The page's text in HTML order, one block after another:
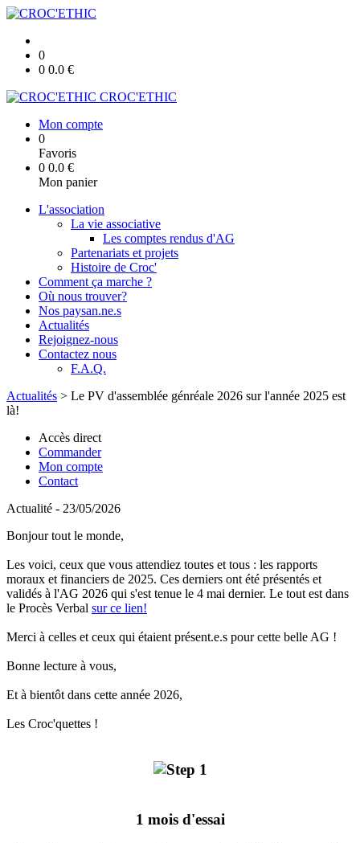
0
0 0.0 €
CROC'ETHIC
Mon compte
0
Favoris
0 0.0 €
Mon panier
L'association
La vie associative
Les comptes rendus d'AG
Partenariats et projets
Histoire de Croc'
Comment ça marche ?
Où nous trouver?
Nos paysan.ne.s
Actualités
Rejoignez-nous
Contactez nous
F.A.Q.
Actualités > Le PV d'assemblée génréale 2026 sur l'année 2025 est
là!
Accès direct
Commander
Mon compte
Contact
Actualité - 23/05/2026
Bonjour tout le monde,
Les voici, ceux que vous attendiez toutes et tous : les rapports
moraux et financiers de 2025. Ces derniers ont été présentés et
validés à l'AG 2026 qui s'est tenue le 4 mai dernier. Le tout est dans
le Procès Verbal sur ce lien!
Merci à celles et ceux qui étaient présent.e.s pour cette belle AG !
Bonne lecture à vous,
Et à bientôt dans cette année 2026,
Les Croc'quettes !
1 mois d'essai